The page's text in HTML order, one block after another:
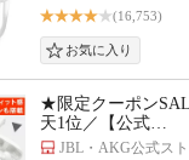
(16,753)
★限定クーポン
天1位／【公式…
JBL・AKG公式ス